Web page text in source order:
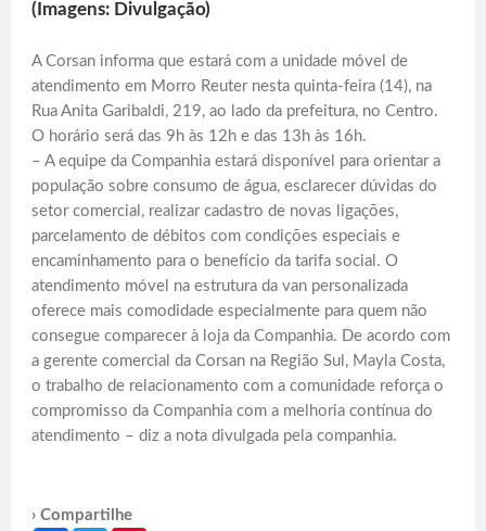
(Imagens: Divulgação)
A Corsan informa que estará com a unidade móvel de
atendimento em Morro Reuter nesta quinta-feira (14), na
Rua Anita Garibaldi, 219, ao lado da prefeitura, no Centro.
O horário será das 9h às 12h e das 13h às 16h.
– A equipe da Companhia estará disponível para orientar a
população sobre consumo de água, esclarecer dúvidas do
setor comercial, realizar cadastro de novas ligações,
parcelamento de débitos com condições especiais e
encaminhamento para o benefício da tarifa social. O
atendimento móvel na estrutura da van personalizada
oferece mais comodidade especialmente para quem não
consegue comparecer à loja da Companhia. De acordo com
a gerente comercial da Corsan na Região Sul, Mayla Costa,
o trabalho de relacionamento com a comunidade reforça o
compromisso da Companhia com a melhoria contínua do
atendimento – diz a nota divulgada pela companhia.
› Compartilhe